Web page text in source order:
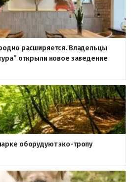
расширяется. Владельцы
открыли новое заведение
оборудуют эко-тропу